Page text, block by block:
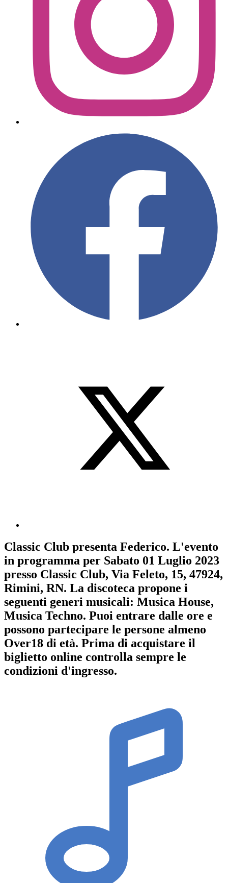
Classic Club presenta Federico. L'evento
in programma per Sabato 01 Luglio 2023
presso Classic Club, Via Feleto, 15, 47924,
Rimini, RN. La discoteca propone i
seguenti generi musicali: Musica House,
Musica Techno. Puoi entrare dalle ore e
possono partecipare le persone almeno
Over18 di età. Prima di acquistare il
biglietto online controlla sempre le
condizioni d'ingresso.